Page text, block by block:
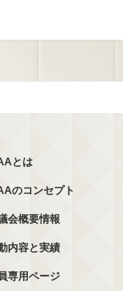
とは
のコンセプト
会概要情報
内容と実績
専用ページ